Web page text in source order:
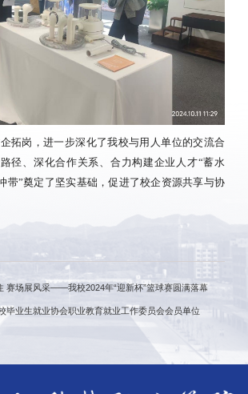
拓岗，进一步深化了我校与用人单位的交流合
径、深化合作关系、合力构建企业人才“蓄水
带”奠定了坚实基础，促进了校企资源共享与协
赛场展风采——我校2024年“迎新杯”篮球赛圆满落幕
毕业生就业协会职业教育就业工作委员会会员单位